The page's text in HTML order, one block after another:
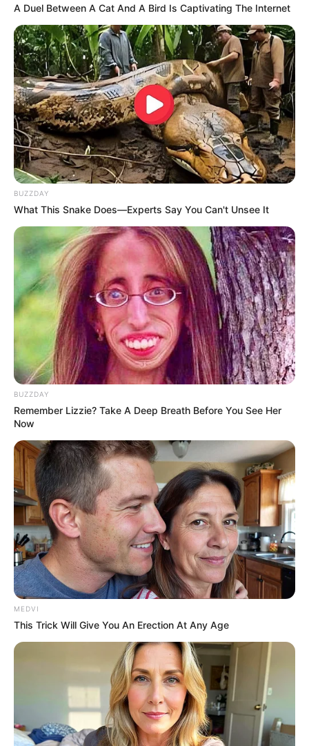
Surgeons: This Simple Method Ends Joint Pain &
Arthritis! Try It!
FORGE BODY
Urologists: This 3-Minute Bedtime Ritual Works
While You Sleep
VIRIFLOW
$15k In Unmanageable Debt? The "Relief Program"
Creditors Hide From You
JG WENTWORTH
A Duel Between A Cat And A Bird Is Captivating The Internet
BUZZDAY
What This Snake Does—Experts Say You Can't Unsee It
BUZZDAY
Remember Lizzie? Take A Deep Breath Before You See Her
Now
MEDVI
This Trick Will Give You An Erection At Any Age